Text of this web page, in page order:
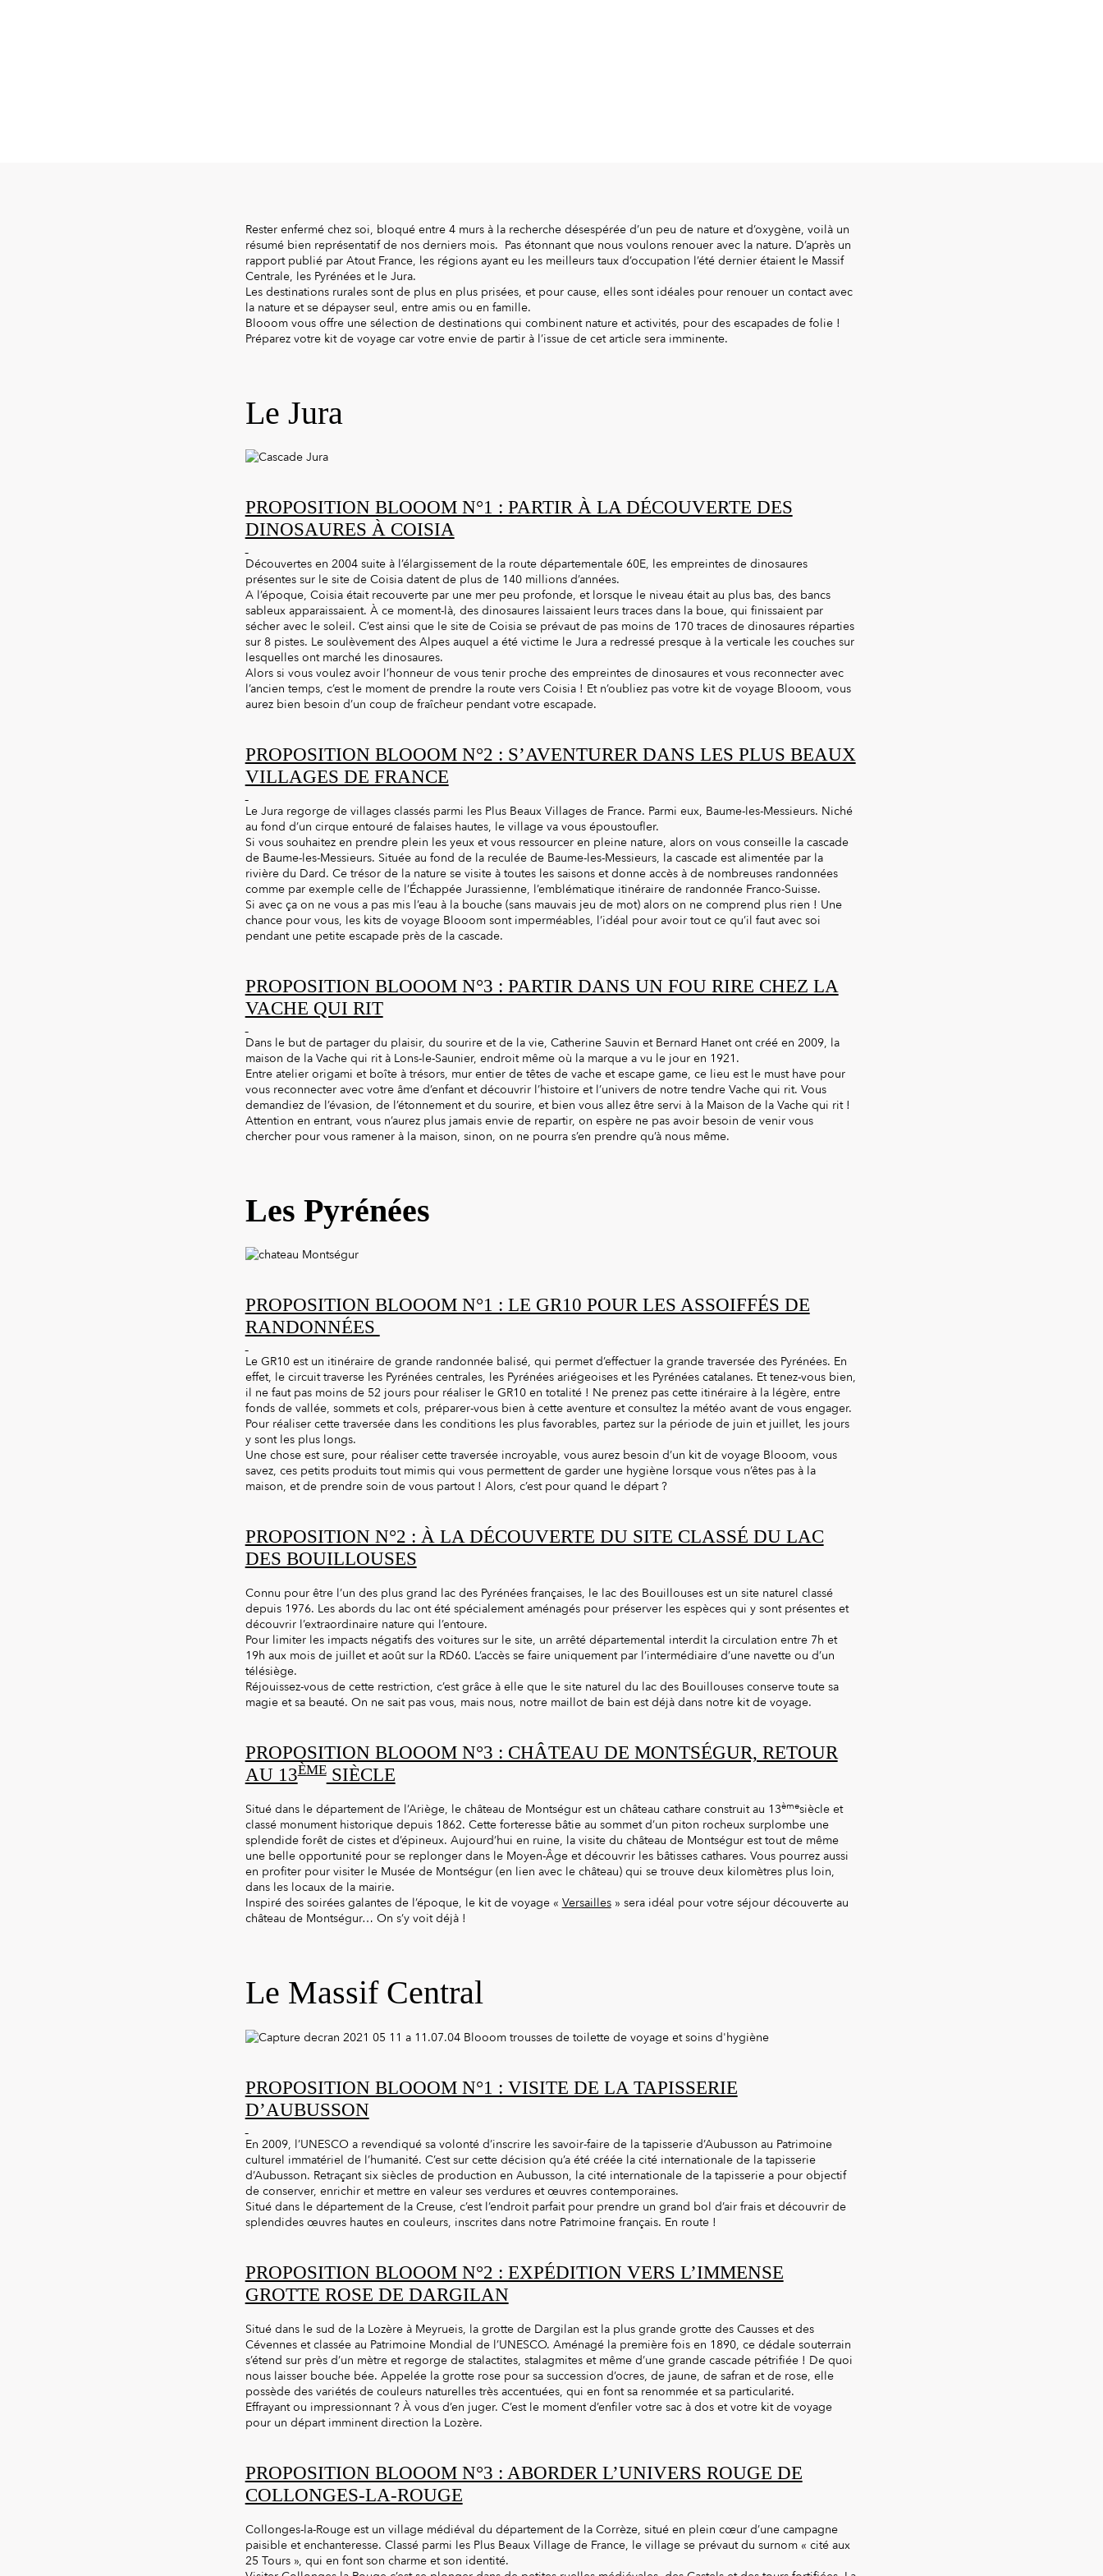
Rester enfermé chez soi, bloqué entre 4 murs à la recherche désespérée d’un peu de nature et d’oxygène, voilà un
résumé bien représentatif de nos derniers mois. Pas étonnant que nous voulons renouer avec la nature. D’après un
rapport publié par Atout France, les régions ayant eu les meilleurs taux d’occupation l’été dernier étaient le Massif
Centrale, les Pyrénées et le Jura.
Les destinations rurales sont de plus en plus prisées, et pour cause, elles sont idéales pour renouer un contact avec
la nature et se dépayser seul, entre amis ou en famille.
Blooom vous offre une sélection de destinations qui combinent nature et activités, pour des escapades de folie !
Préparez votre kit de voyage car votre envie de partir à l’issue de cet article sera imminente.
Le Jura
PROPOSITION BLOOOM N°1 : PARTIR À LA DÉCOUVERTE DES
DINOSAURES À COISIA
Découvertes en 2004 suite à l’élargissement de la route départementale 60E, les empreintes de dinosaures
présentes sur le site de Coisia datent de plus de 140 millions d’années.
A l’époque, Coisia était recouverte par une mer peu profonde, et lorsque le niveau était au plus bas, des bancs
sableux apparaissaient. À ce moment-là, des dinosaures laissaient leurs traces dans la boue, qui finissaient par
sécher avec le soleil. C’est ainsi que le site de Coisia se prévaut de pas moins de 170 traces de dinosaures réparties
sur 8 pistes. Le soulèvement des Alpes auquel a été victime le Jura a redressé presque à la verticale les couches sur
lesquelles ont marché les dinosaures.
Alors si vous voulez avoir l’honneur de vous tenir proche des empreintes de dinosaures et vous reconnecter avec
l’ancien temps, c’est le moment de prendre la route vers Coisia ! Et n’oubliez pas votre kit de voyage Blooom, vous
aurez bien besoin d’un coup de fraîcheur pendant votre escapade.
PROPOSITION BLOOOM N°2 : S’AVENTURER DANS LES PLUS BEAUX
VILLAGES DE FRANCE
Le Jura regorge de villages classés parmi les Plus Beaux Villages de France. Parmi eux, Baume-les-Messieurs. Niché
au fond d’un cirque entouré de falaises hautes, le village va vous époustoufler.
Si vous souhaitez en prendre plein les yeux et vous ressourcer en pleine nature, alors on vous conseille la cascade
de Baume-les-Messieurs. Située au fond de la reculée de Baume-les-Messieurs, la cascade est alimentée par la
rivière du Dard. Ce trésor de la nature se visite à toutes les saisons et donne accès à de nombreuses randonnées
comme par exemple celle de l’Échappée Jurassienne, l’emblématique itinéraire de randonnée Franco-Suisse.
Si avec ça on ne vous a pas mis l’eau à la bouche (sans mauvais jeu de mot) alors on ne comprend plus rien ! Une
chance pour vous, les kits de voyage Blooom sont imperméables, l’idéal pour avoir tout ce qu’il faut avec soi
pendant une petite escapade près de la cascade.
PROPOSITION BLOOOM N°3 : PARTIR DANS UN FOU RIRE CHEZ LA
VACHE QUI RIT
Dans le but de partager du plaisir, du sourire et de la vie, Catherine Sauvin et Bernard Hanet ont créé en 2009, la
maison de la Vache qui rit à Lons-le-Saunier, endroit même où la marque a vu le jour en 1921.
Entre atelier origami et boîte à trésors, mur entier de têtes de vache et escape game, ce lieu est le must have pour
vous reconnecter avec votre âme d’enfant et découvrir l’histoire et l’univers de notre tendre Vache qui rit. Vous
demandiez de l’évasion, de l’étonnement et du sourire, et bien vous allez être servi à la Maison de la Vache qui rit !
Attention en entrant, vous n’aurez plus jamais envie de repartir, on espère ne pas avoir besoin de venir vous
chercher pour vous ramener à la maison, sinon, on ne pourra s’en prendre qu’à nous même.
Les Pyrénées
PROPOSITION BLOOOM N°1 : LE GR10 POUR LES ASSOIFFÉS DE
RANDONNÉES
Le GR10 est un itinéraire de grande randonnée balisé, qui permet d’effectuer la grande traversée des Pyrénées. En
effet, le circuit traverse les Pyrénées centrales, les Pyrénées ariégeoises et les Pyrénées catalanes. Et tenez-vous bien,
il ne faut pas moins de 52 jours pour réaliser le GR10 en totalité ! Ne prenez pas cette itinéraire à la légère, entre
fonds de vallée, sommets et cols, préparer-vous bien à cette aventure et consultez la météo avant de vous engager.
Pour réaliser cette traversée dans les conditions les plus favorables, partez sur la période de juin et juillet, les jours
y sont les plus longs.
Une chose est sure, pour réaliser cette traversée incroyable, vous aurez besoin d’un kit de voyage Blooom, vous
savez, ces petits produits tout mimis qui vous permettent de garder une hygiène lorsque vous n’êtes pas à la
maison, et de prendre soin de vous partout ! Alors, c’est pour quand le départ ?
PROPOSITION N°2 : À LA DÉCOUVERTE DU SITE CLASSÉ DU LAC
DES BOUILLOUSES
Connu pour être l’un des plus grand lac des Pyrénées françaises, le lac des Bouillouses est un site naturel classé
depuis 1976. Les abords du lac ont été spécialement aménagés pour préserver les espèces qui y sont présentes et
découvrir l’extraordinaire nature qui l’entoure.
Pour limiter les impacts négatifs des voitures sur le site, un arrêté départemental interdit la circulation entre 7h et
19h aux mois de juillet et août sur la RD60. L’accès se faire uniquement par l’intermédiaire d’une navette ou d’un
télésiège.
Réjouissez-vous de cette restriction, c’est grâce à elle que le site naturel du lac des Bouillouses conserve toute sa
magie et sa beauté. On ne sait pas vous, mais nous, notre maillot de bain est déjà dans notre kit de voyage.
PROPOSITION BLOOOM N°3 : CHÂTEAU DE MONTSÉGUR, RETOUR
AU 13ÈMESIÈCLE
Situé dans le département de l’Ariège, le château de Montségur est un château cathare construit au 13èmesiècle et
classé monument historique depuis 1862. Cette forteresse bâtie au sommet d’un piton rocheux surplombe une
splendide forêt de cistes et d’épineux. Aujourd’hui en ruine, la visite du château de Montségur est tout de même
une belle opportunité pour se replonger dans le Moyen-Âge et découvrir les bâtisses cathares. Vous pourrez aussi
en profiter pour visiter le Musée de Montségur (en lien avec le château) qui se trouve deux kilomètres plus loin,
dans les locaux de la mairie.
Inspiré des soirées galantes de l’époque, le kit de voyage « Versailles» sera idéal pour votre séjour découverte au
château de Montségur… On s’y voit déjà !
Le Massif Central
PROPOSITION BLOOOM N°1 : VISITE DE LA TAPISSERIE
D’AUBUSSON
En 2009, l’UNESCO a revendiqué sa volonté d’inscrire les savoir-faire de la tapisserie d’Aubusson au Patrimoine
culturel immatériel de l’humanité. C’est sur cette décision qu’a été créée la cité internationale de la tapisserie
d’Aubusson. Retraçant six siècles de production en Aubusson, la cité internationale de la tapisserie a pour objectif
de conserver, enrichir et mettre en valeur ses verdures et œuvres contemporaines.
Situé dans le département de la Creuse, c’est l’endroit parfait pour prendre un grand bol d’air frais et découvrir de
splendides œuvres hautes en couleurs, inscrites dans notre Patrimoine français. En route !
PROPOSITION BLOOOM N°2 : EXPÉDITION VERS L’IMMENSE
GROTTE ROSE DE DARGILAN
Situé dans le sud de la Lozère à Meyrueis, la grotte de Dargilan est la plus grande grotte des Causses et des
Cévennes et classée au Patrimoine Mondial de l’UNESCO. Aménagé la première fois en 1890, ce dédale souterrain
s’étend sur près d’un mètre et regorge de stalactites, stalagmites et même d’une grande cascade pétrifiée ! De quoi
nous laisser bouche bée. Appelée la grotte rose pour sa succession d’ocres, de jaune, de safran et de rose, elle
possède des variétés de couleurs naturelles très accentuées, qui en font sa renommée et sa particularité.
Effrayant ou impressionnant ? À vous d’en juger. C’est le moment d’enfiler votre sac à dos et votre kit de voyage
pour un départ imminent direction la Lozère.
PROPOSITION BLOOOM N°3 : ABORDER L’UNIVERS ROUGE DE
COLLONGES-LA-ROUGE
Collonges-la-Rouge est un village médiéval du département de la Corrèze, situé en plein cœur d’une campagne
paisible et enchanteresse. Classé parmi les Plus Beaux Village de France, le village se prévaut du surnom « cité aux
25 Tours », qui en font son charme et son identité.